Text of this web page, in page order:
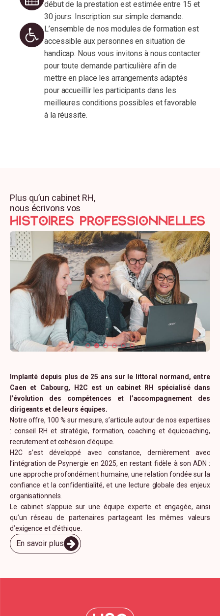
(clientèle type).
Exercice individuel : chaque participant
apporte un constat écrit de ses pratiques
commerciales actuelles, ses réussites et
ses axes d’amélioration.
Pendant l’action de formation
Alternance d’apports théoriques et
d’échanges de pratiques, complétés de
supports et outils clés-en-main.
et des axes améliorations.
Débriefing et feedback pour mesurer
l’application des actions menées.
Interactivité et partage d’expériences ;
plateforme pédagogique et d’échanges
dédiée à l’action de formation.
En aval de l’action de formation
Auto-évaluation à la fin de l’action de
formation
Remise des supports / outils / exercices
utilisés lors de la formation.
Envoi d’un questionnaire de satisfaction.
début de la prestation est estimée entre 15 et
30 jours. Inscription sur simple demande.
L’ensemble de nos modules de formation est
accessible aux personnes en situation de
handicap. Nous vous invitons à nous contacter
pour toute demande particulière afin de
mettre en place les arrangements adaptés
pour accueillir les participants dans les
meilleures conditions possibles et favorable
à la réussite.
Plus qu’un cabinet RH,
nous écrivons vos
HISTOIRES professionnelles
Implanté depuis plus de 25 ans sur le littoral normand, entre
Caen et Cabourg, H2C est un cabinet RH spécialisé dans
l’évolution des compétences et l’accompagnement des
dirigeants et de leurs équipes.
Notre offre, 100 % sur mesure, s’articule autour de nos expertises
: conseil RH et stratégie, formation, coaching et équicoaching,
recrutement et cohésion d’équipe.
H2C s’est développé avec constance, dernièrement avec
l’intégration de Psynergie en 2025, en restant fidèle à son ADN :
une approche profondément humaine, une relation fondée sur la
confiance et la confidentialité, et une lecture globale des enjeux
organisationnels.
Le cabinet s’appuie sur une équipe experte et engagée, ainsi
qu’un réseau de partenaires partageant les mêmes valeurs
d’exigence et d’éthique.
En savoir plus